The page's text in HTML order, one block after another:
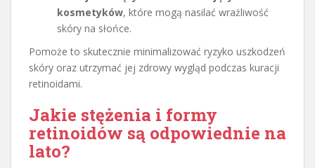
kosmetyków, które mogą nasilać wrażliwość
skóry na słońce.
Pomoże to skutecznie minimalizować ryzyko uszkodzeń
skóry oraz utrzymać jej zdrowy wygląd podczas kuracji
retinoidami.
Jakie stężenia i formy
retinoidów są odpowiednie na
lato?